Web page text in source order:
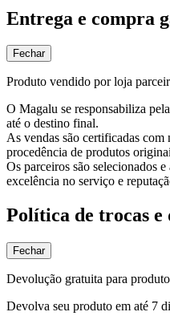
Entrega e compra
Fechar
Produto vendido por loja
O Magalu se responsabiliza
até o destino final.
As vendas são certificadas com
procedência de produtos
Os parceiros são selecionados
excelência no serviço e
Política de trocas e
Fechar
Devolução gratuita para
Devolva seu produto em até 7